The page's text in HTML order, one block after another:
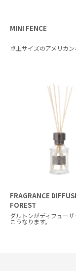
MINI FENCE
卓上サイズのアメリカ
FRAGRANCE
FOREST
ダルトンがディフュー
こうなります。